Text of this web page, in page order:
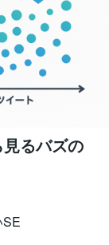
見るバズの
SE